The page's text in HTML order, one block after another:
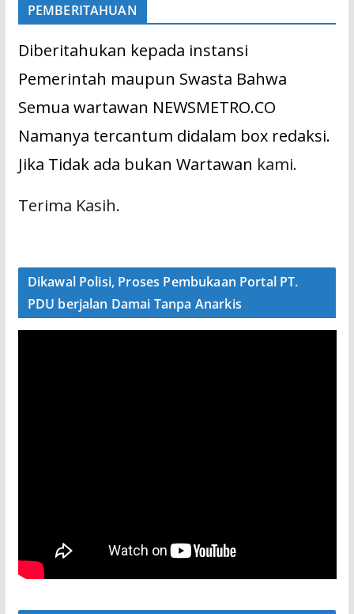
PEMBERITAHUAN
Diberitahukan kepada instansi
Pemerintah maupun Swasta Bahwa
Semua wartawan NEWSMETRO.CO
Namanya tercantum didalam box redaksi.
Jika Tidak ada bukan Wartawan kami.
Terima Kasih.
Dikawal Polisi, Proses Pembukaan Portal PT.
PDU berjalan Damai Tanpa Anarkis